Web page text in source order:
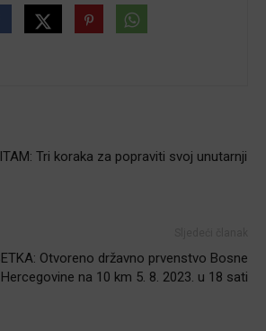
Tri koraka za popraviti svoj unutarnji
Otvoreno državno prvenstvo Bosne
na 10 km 5. 8. 2023. u 18 sati